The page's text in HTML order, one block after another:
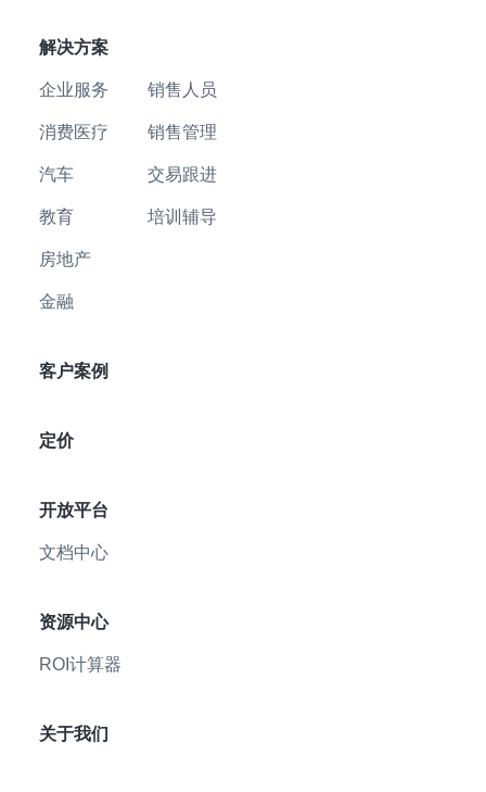
解决方案
企业服务
消费医疗
汽车
教育
房地产
金融
销售人员
销售管理
交易跟进
培训辅导
客户案例
定价
开放平台
文档中心
资源中心
ROI计算器
关于我们